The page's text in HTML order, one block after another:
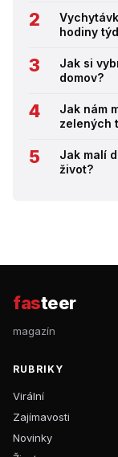
hodiny
Jak si
domov?
Jak nám
zelených
Jak malí
život?
fasteer
magazín
RUBRIKY
Virální
Zajímavosti
Novinky